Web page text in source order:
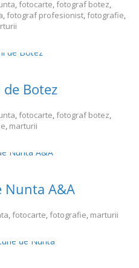
,fotocarte,fotograf botez,
,fotograf profesionist,fotografie,
Botez
,fotocarte,fotograf botez,
, marturii
A&A
,fotocarte,fotografie, marturii